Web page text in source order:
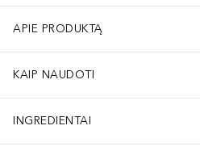
APIE PRODUKTĄ
KAIP NAUDOTI
INGREDIENTAI